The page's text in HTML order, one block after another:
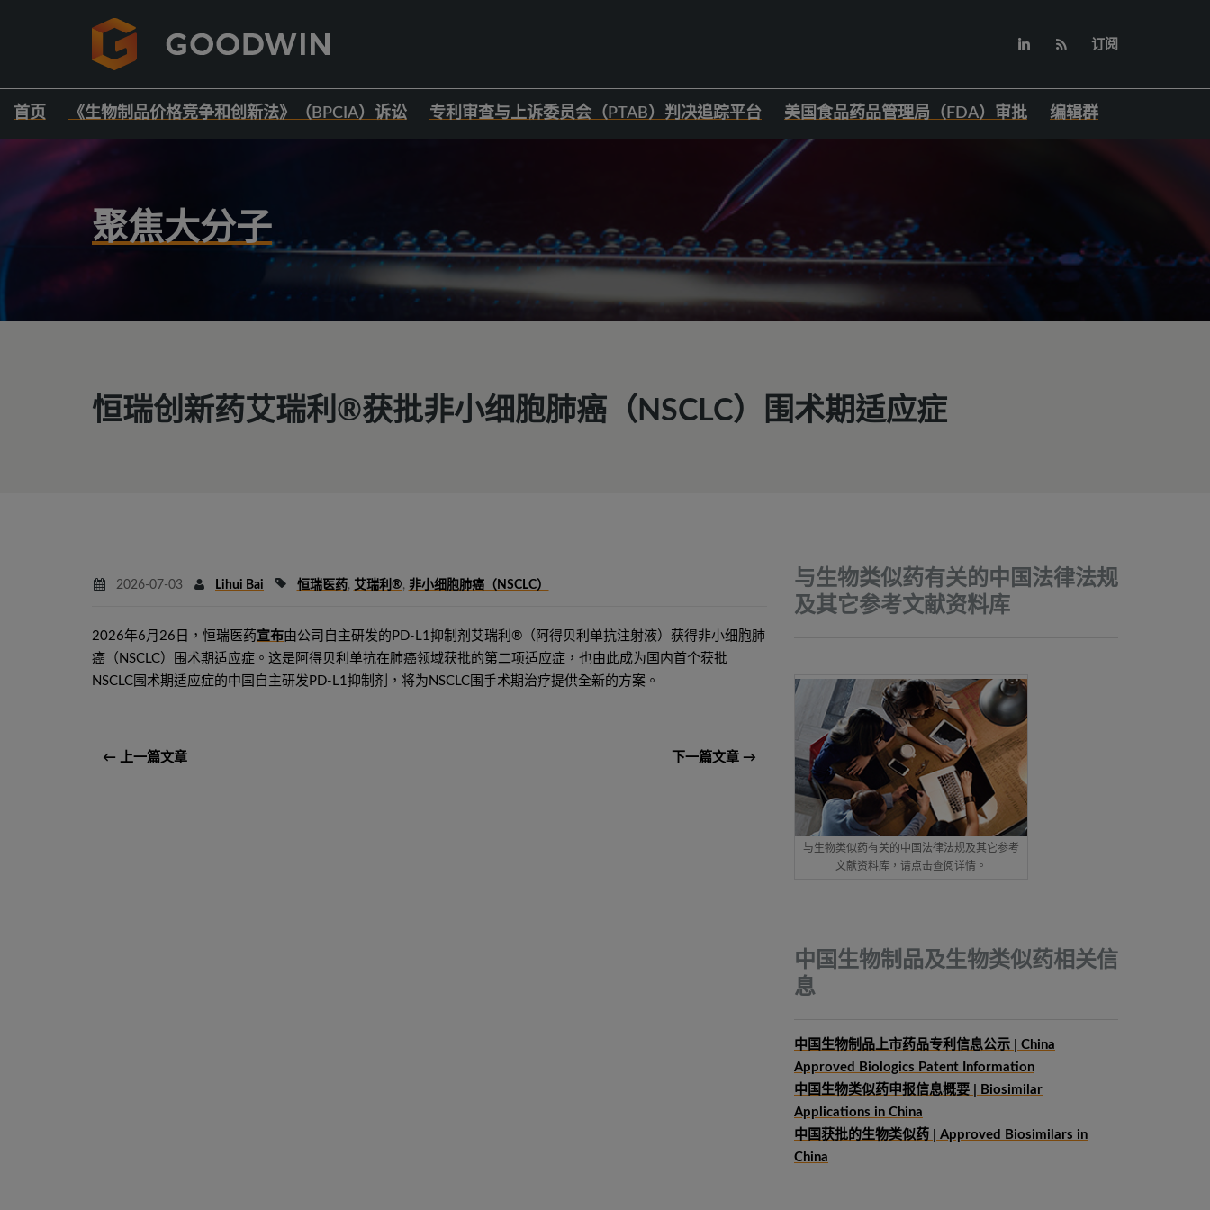
订阅
首页 《生物制品价格竞争和创新法》（BPCIA）诉讼 专利审查与上诉委员会（PTAB）判决追踪平台 美国食品药品管理局（FDA）审批 编辑群
聚焦大分子
恒瑞创新药艾瑞利®获批非小细胞肺癌（NSCLC）围术期适应症
2026-07-03 Lihui Bai 恒瑞医药, 艾瑞利®, 非小细胞肺癌（NSCLC）
2026年6月26日，恒瑞医药宣布 由公司自主研发的PD-L1抑制剂艾瑞利®（阿得贝利单抗注射液）获得非小细胞肺
癌（NSCLC）围术期适应症。这是阿得贝利单抗在肺癌领域获批的第二项适应症，也由此成为国内首个获批
NSCLC围术期适应症的中国自主研发PD-L1抑制剂，将为NSCLC围手术期治疗提供全新的方案。
← 上一篇文章 下一篇文章 →
与生物类似药有关的中国法律法规
及其它参考文献资料库
与生物类似药有关的中国法律法规及其它参考
文献资料库，请点击查阅详情。
中国生物制品及生物类似药相关信
息
中国生物制品上市药品专利信息公示 | China
Approved Biologics Patent Information
中国生物类似药申报信息概要 | Biosimilar
Applications in China
中国获批的生物类似药 | Approved Biosimilars in
China